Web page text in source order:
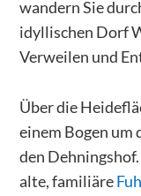
wandern Sie
idyllischen Dorf
Verweilen und
Über die
einem Bogen um
den
alte, familiäre